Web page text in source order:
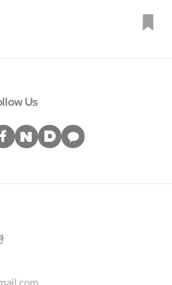
고 있습니다. ‘노트북LM의 마녀’'라
Us